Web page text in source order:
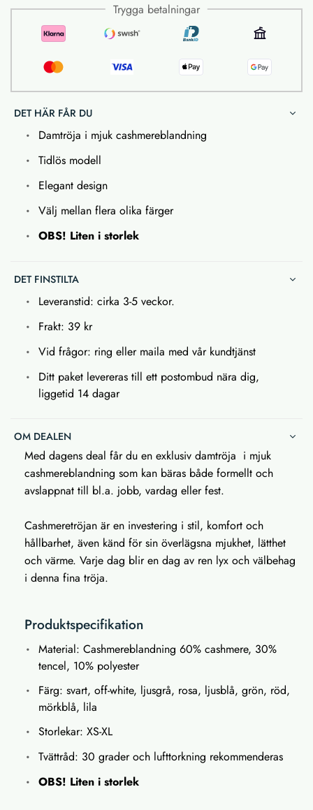
Trygga betalningar
DET HÄR FÅR DU
Damtröja i mjuk cashmereblandning
Tidlös modell
Elegant design
Välj mellan flera olika färger
OBS! Liten i storlek
DET FINSTILTA
Leveranstid: cirka 3-5 veckor.
Frakt: 39 kr
Vid frågor: ring eller maila med vår kundtjänst
Ditt paket levereras till ett postombud nära dig,
liggetid 14 dagar
OM DEALEN
Med dagens deal får du en exklusiv damtröja i mjuk
cashmereblandning som kan bäras både formellt och
avslappnat till bl.a. jobb, vardag eller fest.
Cashmeretröjan är en investering i stil, komfort och
hållbarhet, även känd för sin överlägsna mjukhet, lätthet
och värme. Varje dag blir en dag av ren lyx och välbehag
i denna fina tröja.
Produktspecifikation
Material: Cashmereblandning 60% cashmere, 30%
tencel, 10% polyester
Färg: svart, off-white, ljusgrå, rosa, ljusblå, grön, röd,
mörkblå, lila
Storlekar: XS-XL
Tvättråd: 30 grader och lufttorkning rekommenderas
OBS! Liten i storlek